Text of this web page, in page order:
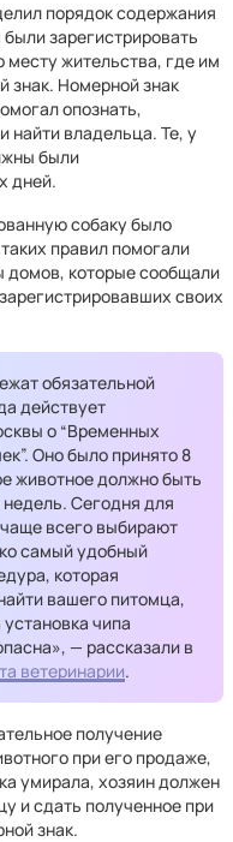
порядок содержания
зарегистрировать
жительства, где им
знак. Номерной знак
опознать,
найти владельца. Те, у
были
дней.
собаку было
правил помогали
домов, которые сообщали
своих
обязательной
действует
о “Временных
Оно было принято 8
животное должно быть
Сегодня для
всего выбирают
самый удобный
которая
вашего питомца,
чипа
— рассказали в
ветеринарии.
получение
при его продаже,
умирала, хозяин должен
и сдать полученное при
знак.